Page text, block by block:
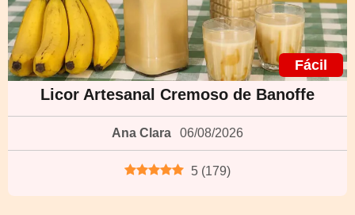
Fácil
Licor Artesanal Cremoso de Banoffe
Ana Clara 06/08/2026
5 (179)